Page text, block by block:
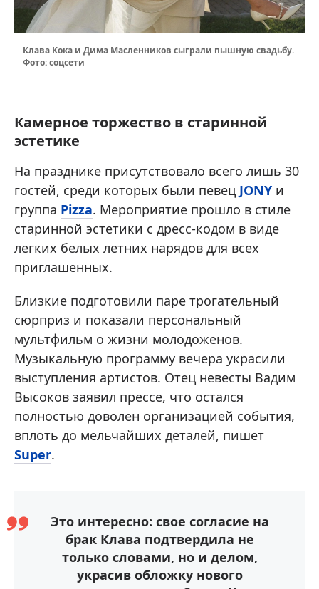
Клава Кока и Дима Масленников сыграли пышную свадьбу.
Фото: соцсети
Камерное торжество в старинной
эстетике
На празднике присутствовало всего лишь 30
гостей, среди которых были певец JONY и
группа Pizza. Мероприятие прошло в стиле
старинной эстетики с дресс-кодом в виде
легких белых летних нарядов для всех
приглашенных.
Близкие подготовили паре трогательный
сюрприз и показали персональный
мультфильм о жизни молодоженов.
Музыкальную программу вечера украсили
выступления артистов. Отец невесты Вадим
Высоков заявил прессе, что остался
полностью доволен организацией события,
вплоть до мельчайших деталей, пишет
Super.
Это интересно: свое согласие на
брак Клава подтвердила не
только словами, но и делом,
украсив обложку нового